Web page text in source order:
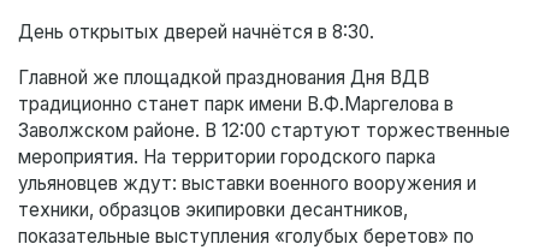
День открытых дверей начнётся в 8:30.
Главной же площадкой празднования Дня ВДВ
традиционно станет парк имени В.Ф.Маргелова в
Заволжском районе. В 12:00 стартуют торжественные
мероприятия. На территории городского парка
ульяновцев ждут: выставки военного вооружения и
техники, образцов экипировки десантников,
показательные выступления «голубых беретов» по